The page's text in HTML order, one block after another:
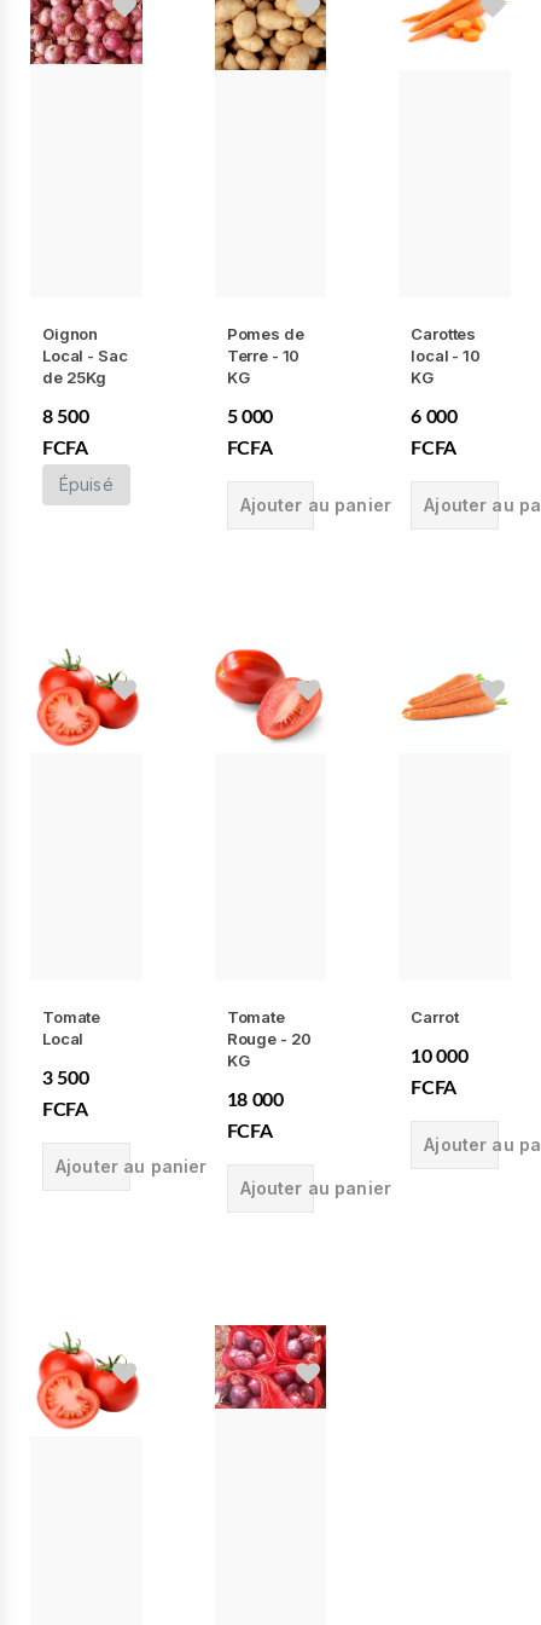
Oignon
Local - Sac
de 25Kg
8 500
FCFA
Épuisé
Pomes de
Terre - 10
KG
5 000
FCFA
Ajouter au panier
Carottes
local - 10
KG
6 000
FCFA
Ajouter au
Tomate
Local
3 500
FCFA
Ajouter au panier
Tomate
Rouge - 20
KG
18 000
FCFA
Ajouter au panier
Carrot
10 000
FCFA
Ajouter au